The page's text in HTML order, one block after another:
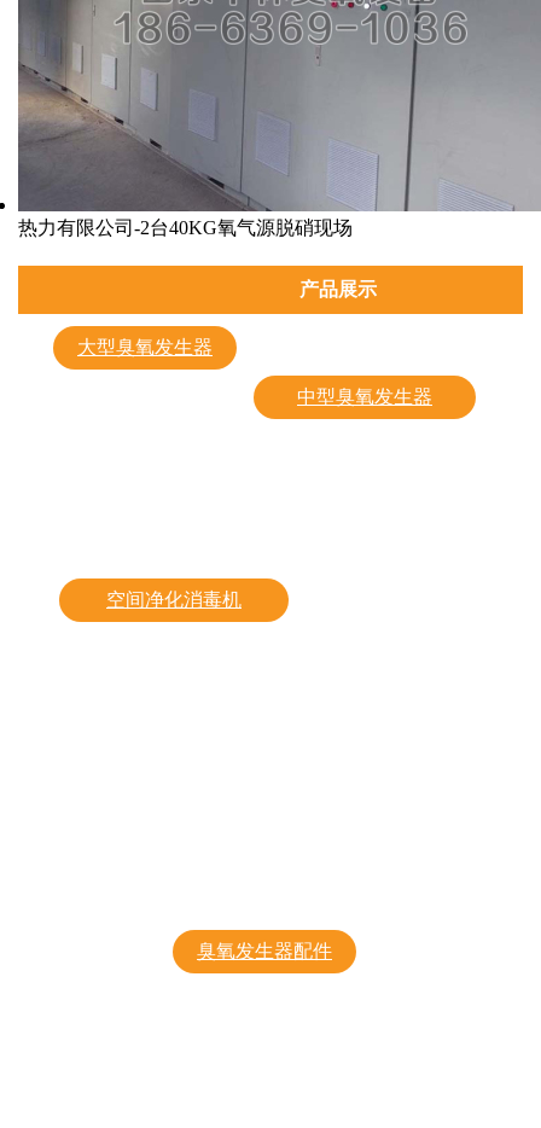
热力有限公司-2台40KG氧气源脱硝现场
产品展示
大型臭氧发生器
中型臭氧发生器
空间净化消毒机
臭氧发生器配件